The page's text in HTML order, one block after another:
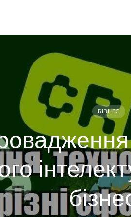
БІЗНЕС